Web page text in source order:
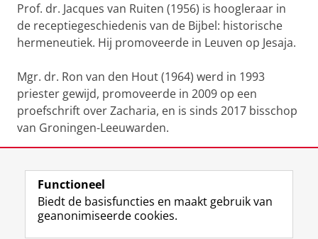
Prof. dr. Jacques van Ruiten (1956) is hoogleraar in
de receptiegeschiedenis van de Bijbel: historische
hermeneutiek. Hij promoveerde in Leuven op Jesaja.
Mgr. dr. Ron van den Hout (1964) werd in 1993
priester gewijd, promoveerde in 2009 op een
proefschrift over Zacharia, en is sinds 2017 bisschop
van Groningen-Leeuwarden.
Functioneel
Biedt de basisfuncties en maakt gebruik van
geanonimiseerde cookies.